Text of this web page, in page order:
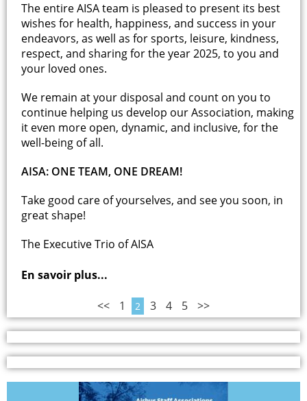
The entire AISA team is pleased to present its best
wishes for health, happiness, and success in your
endeavors, as well as for sports, leisure, kindness,
respect, and sharing for the year 2025, to you and
your loved ones.
We remain at your disposal and count on you to
continue helping us develop our Association, making
it even more open, dynamic, and inclusive, for the
well-being of all.
AISA: ONE TEAM, ONE DREAM!
Take good care of yourselves, and see you soon, in
great shape!
The Executive Trio of AISA
En savoir plus...
<< 1 2 3 4 5 >>